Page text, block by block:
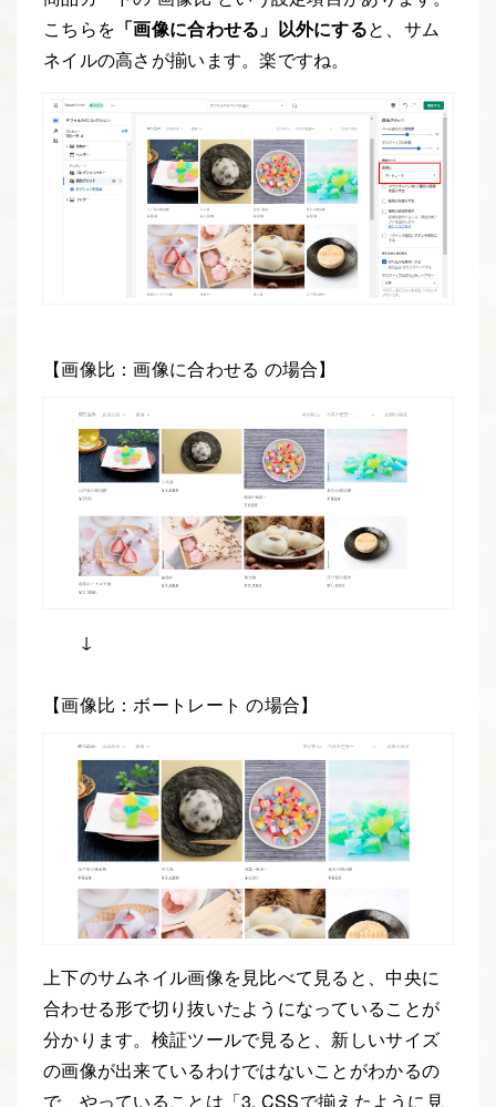
こちらを 「画像に合わせる」以外にすると、サム
ネイルの高さが揃います。楽ですね。
【画像比：画像に合わせる の場合】
↓
【画像比：ボートレート の場合】
上下のサムネイル画像を見比べて見ると、中央に
合わせる形で切り抜いたようになっていることが
分かります。検証ツールで見ると、新しいサイズ
の画像が出来ているわけではないことがわかるの
で、やっていることは「3. CSSで揃えたように見